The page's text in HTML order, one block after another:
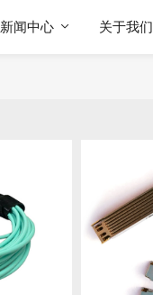
新闻中心 关于我们